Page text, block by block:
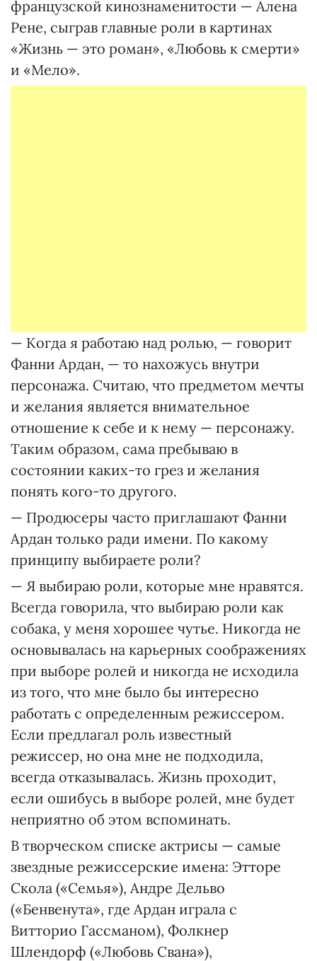
французской кинознаменитости — Алена
Рене, сыграв главные роли в картинах
«Жизнь — это роман», «Любовь к смерти»
и «Мело».
— Когда я работаю над ролью, — говорит
Фанни Ардан, — то нахожусь внутри
персонажа. Считаю, что предметом мечты
и желания является внимательное
отношение к себе и к нему — персонажу.
Таким образом, сама пребываю в
состоянии каких-то грез и желания
понять кого-то другого.
— Продюсеры часто приглашают Фанни
Ардан только ради имени. По какому
принципу выбираете роли?
— Я выбираю роли, которые мне нравятся.
Всегда говорила, что выбираю роли как
собака, у меня хорошее чутье. Никогда не
основывалась на карьерных соображениях
при выборе ролей и никогда не исходила
из того, что мне было бы интересно
работать с определенным режиссером.
Если предлагал роль известный
режиссер, но она мне не подходила,
всегда отказывалась. Жизнь проходит,
если ошибусь в выборе ролей, мне будет
неприятно об этом вспоминать.
В творческом списке актрисы — самые
звездные режиссерские имена: Этторе
Скола («Семья»), Андре Дельво
(«Бенвенута», где Ардан играла с
Витторио Гассманом), Фолкнер
Шлендорф («Любовь Свана»),